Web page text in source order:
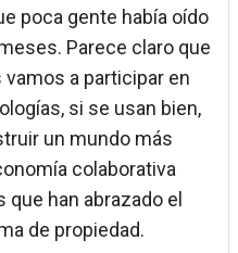
poca gente había oído
Parece claro que
a participar en
si se usan bien,
un mundo más
colaborativa
han abrazado el
de propiedad.